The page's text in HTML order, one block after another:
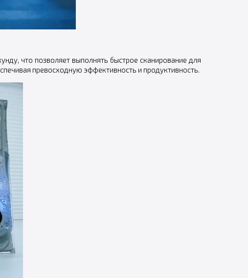
что позволяет выполнять быстрое сканирование для
превосходную эффективность и продуктивность.